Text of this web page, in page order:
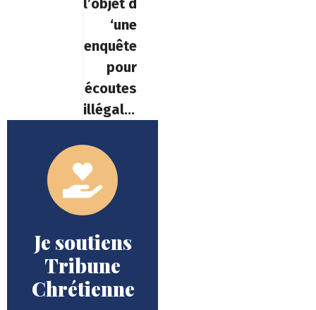
l’objet d
‘une
enquête
pour
écoutes
illégales
Je soutiens
Tribune
Chrétienne